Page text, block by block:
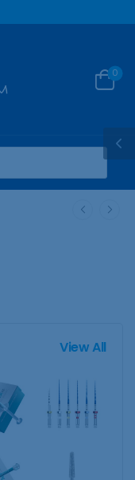
0
View All